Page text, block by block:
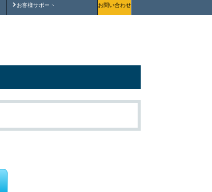
お客様サポート
安全にご使用いただくためにお問い合わせ